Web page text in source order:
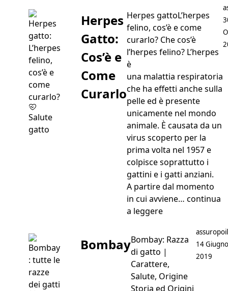
Salute
gatto
Herpes
Gatto:
Cos’è e
Come
Curarlo
Herpes gattoL’herpes
felino, cos’è e come
curarlo? Che cos’è
l’herpes felino? L’herpes
è
una malattia respiratoria
che ha effetti anche sulla
pelle ed è presente
unicamente nel mondo
animale. È causata da un
virus scoperto per la
prima volta nel 1957 e
colpisce soprattutto i
gattini e i gatti anziani.
A partire dal momento
in cui avviene… continua
a leggere“Herpes Gatto:
BombayBombay: Razza
di gatto |
Carattere,
Salute, Origine
Storia ed Origini
Postato da
assuropoil
14 Giugno
2019